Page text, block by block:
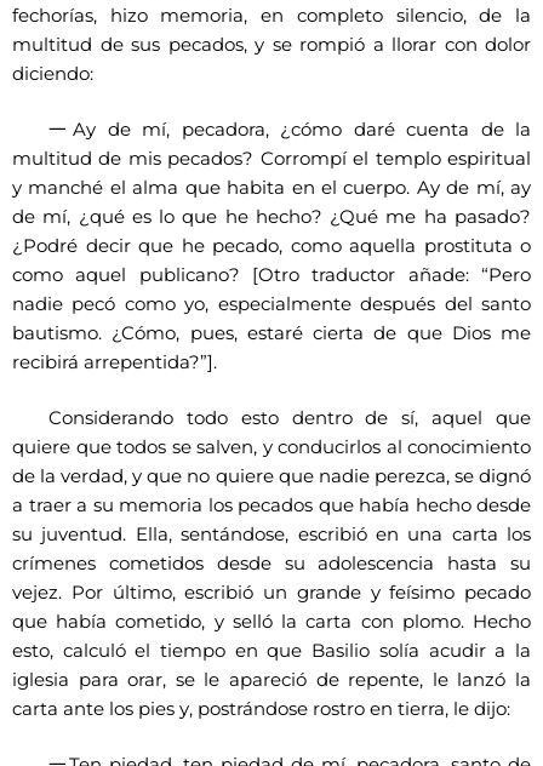
fechorías, hizo memoria, en completo silencio, de la
multitud de sus pecados, y se rompió a llorar con dolor
diciendo:
一Ay de mí, pecadora, ¿cómo daré cuenta de la
multitud de mis pecados? Corrompí el templo espiritual
y manché el alma que habita en el cuerpo. Ay de mí, ay
de mí, ¿qué es lo que he hecho? ¿Qué me ha pasado?
¿Podré decir que he pecado, como aquella prostituta o
como aquel publicano? [Otro traductor añade: “Pero
nadie pecó como yo, especialmente después del santo
bautismo. ¿Cómo, pues, estaré cierta de que Dios me
recibirá arrepentida?”].
Considerando todo esto dentro de sí, aquel que
quiere que todos se salven, y conducirlos al conocimiento
de la verdad, y que no quiere que nadie perezca, se dignó
a traer a su memoria los pecados que había hecho desde
su juventud. Ella, sentándose, escribió en una carta los
crímenes cometidos desde su adolescencia hasta su
vejez. Por último, escribió un grande y feísimo pecado
que había cometido, y selló la carta con plomo. Hecho
esto, calculó el tiempo en que Basilio solía acudir a la
iglesia para orar, se le apareció de repente, le lanzó la
carta ante los pies y, postrándose rostro en tierra, le dijo: